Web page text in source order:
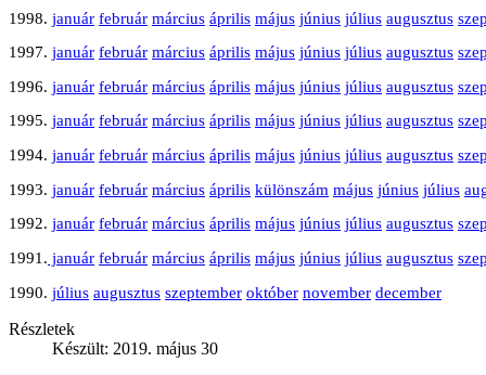
1998. január február március április május június július augusztus
1997. január február március április május június július augusztus
1996. január február március április május június július augusztus
1995. január február március április május június július augusztus
1994. január február március április május június július augusztus
1993. január február március április különszám május június július
1992. január február március április május június július augusztus
1991. január február március április május június július augusztus
1990. július augusztus szeptember október november december
Részletek
Készült: 2019. május 30